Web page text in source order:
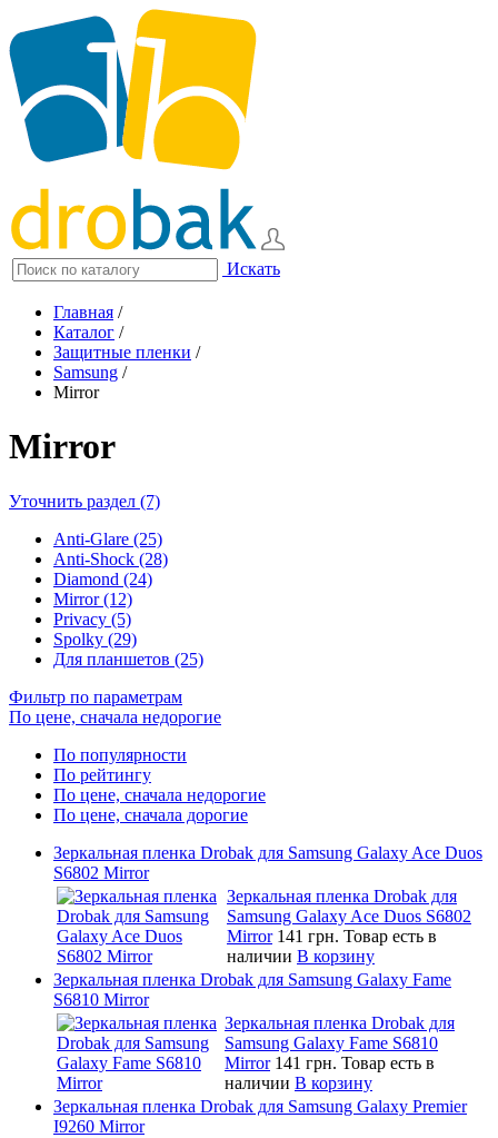
Искать
Главная /
Каталог /
Защитные пленки /
Samsung /
Mirror
Mirror
Уточнить раздел (7)
Anti-Glare (25)
Anti-Shock (28)
Diamond (24)
Mirror (12)
Privacy (5)
Spolky (29)
Для планшетов (25)
Фильтр по параметрам
По цене, сначала недорогие
По популярности
По рейтингу
По цене, сначала недорогие
По цене, сначала дорогие
Зеркальная пленка Drobak для Samsung Galaxy Ace Duos
S6802 Mirror
Зеркальная пленка Drobak для
Samsung Galaxy Ace Duos S6802
Mirror 141 грн. Товар есть в
наличии В корзину
Зеркальная пленка Drobak для Samsung Galaxy Fame
S6810 Mirror
Зеркальная пленка Drobak для
Samsung Galaxy Fame S6810
Mirror 141 грн. Товар есть в
наличии В корзину
Зеркальная пленка Drobak для Samsung Galaxy Premier
I9260 Mirror